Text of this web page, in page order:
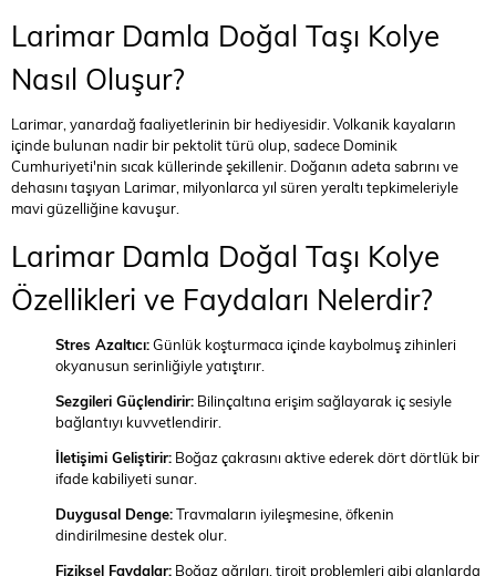
Larimar Damla Doğal Taşı Kolye
Nasıl Oluşur?
Larimar, yanardağ faaliyetlerinin bir hediyesidir. Volkanik kayaların
içinde bulunan nadir bir pektolit türü olup, sadece Dominik
Cumhuriyeti'nin sıcak küllerinde şekillenir. Doğanın adeta sabrını ve
dehasını taşıyan Larimar, milyonlarca yıl süren yeraltı tepkimeleriyle
mavi güzelliğine kavuşur.
Larimar Damla Doğal Taşı Kolye
Özellikleri ve Faydaları Nelerdir?
Stres Azaltıcı:Günlük koşturmaca içinde kaybolmuş zihinleri
okyanusun serinliğiyle yatıştırır.
Sezgileri Güçlendirir: Bilinçaltına erişim sağlayarak iç sesiyle
bağlantıyı kuvvetlendirir.
İletişimi Geliştirir: Boğaz çakrasını aktive ederek dört dörtlük bir
ifade kabiliyeti sunar.
Duygusal Denge:Travmaların iyileşmesine, öfkenin
dindirilmesine destek olur.
Fiziksel Faydalar: Boğaz ağrıları, tiroit problemleri gibi alanlarda